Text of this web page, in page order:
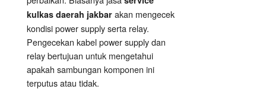
kulkas daerah jakbar akan mengecek
kondisi power supply serta relay.
Pengecekan kabel power supply dan
relay bertujuan untuk mengetahui
apakah sambungan komponen ini
terputus atau tidak.